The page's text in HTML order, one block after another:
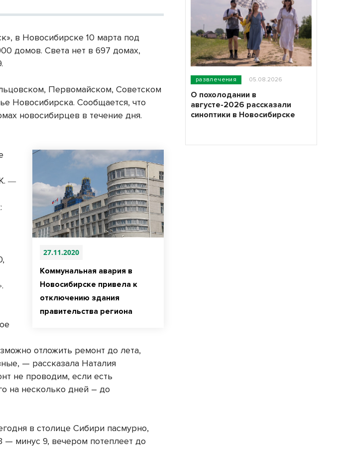
в Новосибирске 10 марта под
домов. Света нет в 697 домах,
Первомайском, Советском
Новосибирска. Сообщается, что
новосибирцев в течение дня.
27.11.2020
Коммунальная авария в
Новосибирске привела к
отключению здания
правительства региона
—
.
отложить ремонт до лета,
— рассказала Наталия
не проводим, если есть
на несколько дней – до
в столице Сибири пасмурно,
— минус 9, вечером потеплеет до
развлечения 05.08.2026
О похолодании в
августе-2026 рассказали
синоптики в Новосибирске